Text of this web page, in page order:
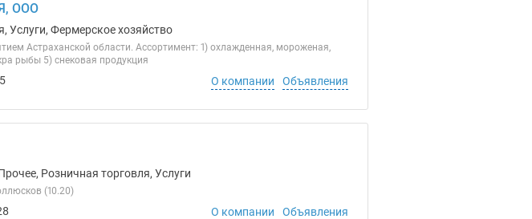
ООО
Услуги, Фермерское хозяйство
Астраханской области. Ассортимент: 1) охлажденная, мороженая,
рыбы 5) снековая продукция
О компании Объявления
Розничная торговля, Услуги
(10.20)
О компании Объявления